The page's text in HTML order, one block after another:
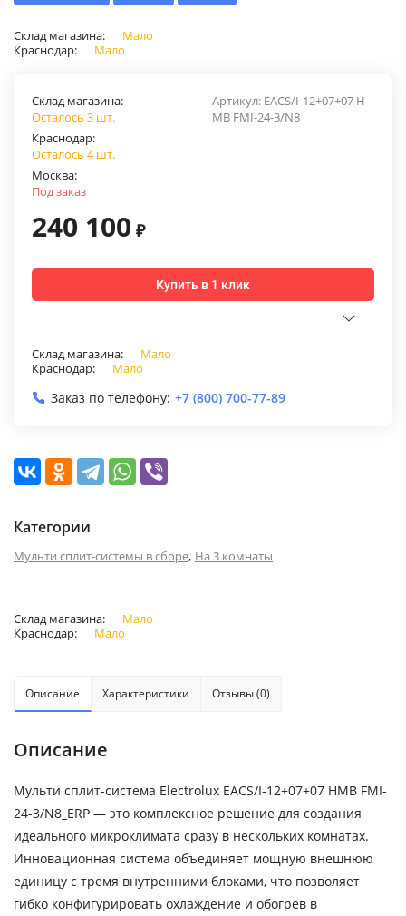
Склад магазина:
Мало
Краснодар:
Мало
Артикул: EACS/I-12+07+07 Н
MB FMI-24-3/N8
Склад магазина:
Осталось 3 шт.
Краснодар:
Осталось 4 шт.
Москва:
Под заказ
240 100 ₽
Купить в 1 клик
Склад магазина:
Мало
Краснодар:
Мало
Заказ по телефону: +7 (800) 700-77-89
Категории
Мульти сплит-системы в сборе, На 3 комнаты
Склад магазина:
Мало
Краснодар:
Мало
Описание Характеристики Отзывы (0)
Описание
Мульти сплит-система Electrolux EACS/I-12+07+07 НMB FMI-
24-3/N8_ERP — это комплексное решение для создания
идеального микроклимата сразу в нескольких комнатах.
Инновационная система объединяет мощную внешнюю
единицу с тремя внутренними блоками, что позволяет
гибко конфигурировать охлаждение и обогрев в